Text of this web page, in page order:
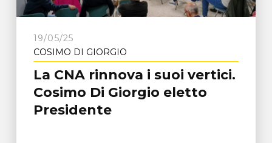
19/05/25
COSIMO DI GIORGIO
La CNA rinnova i suoi vertici.
Cosimo Di Giorgio eletto
Presidente